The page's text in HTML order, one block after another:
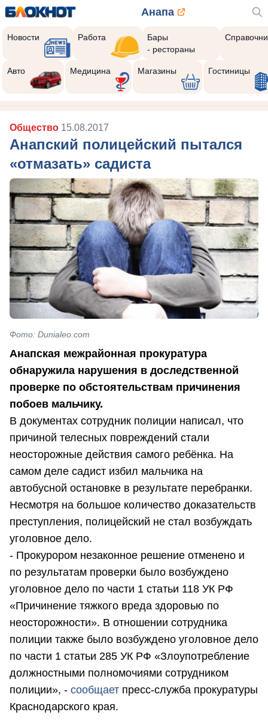
Анапа
Новости Работа
Бары
- рестораны
Авто Медицина Магазины Гостиницы
Общество 15.08.2017
Анапский полицейский пытался
«отмазать» садиста
Фото: Dunialeo.com
Анапская межрайонная прокуратура
обнаружила нарушения в доследственной
проверке по обстоятельствам причинения
побоев мальчику.
В документах сотрудник полиции написал, что
причиной телесных повреждений стали
неосторожные действия самого ребёнка. На
самом деле садист избил мальчика на
автобусной остановке в результате перебранки.
Несмотря на большое количество доказательств
преступления, полицейский не стал возбуждать
уголовное дело.
- Прокурором незаконное решение отменено и
по результатам проверки было возбуждено
уголовное дело по части 1 статьи 118 УК РФ
«Причинение тяжкого вреда здоровью по
неосторожности». В отношении сотрудника
полиции также было возбуждено уголовное дело
по части 1 статьи 285 УК РФ «Злоупотребление
должностными полномочиями сотрудником
полиции», - сообщает пресс-служба прокуратуры
Краснодарского края.